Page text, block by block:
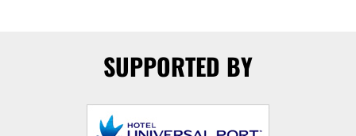
SUPPORTED BY